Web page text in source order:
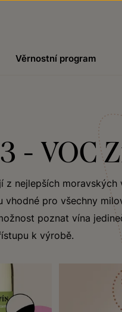
Věrnostní program
- VOC
z nejlepších
vhodné pro všechny
poznat vína
k výrobě.